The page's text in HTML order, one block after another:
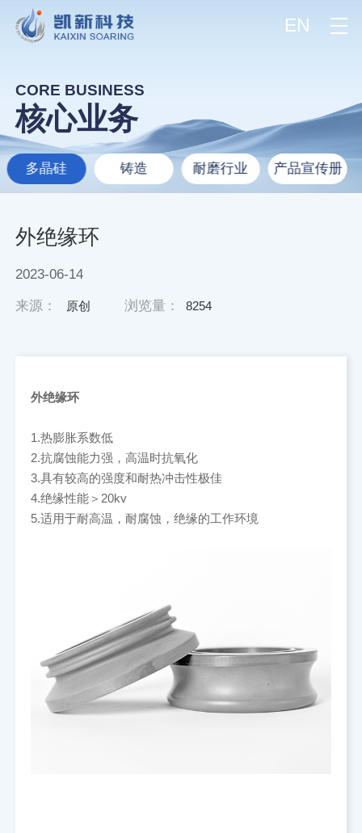
EN
CORE BUSINESS
核心业务
多晶硅 铸造 耐磨行业 产品宣传册
外绝缘环
2023-06-14
来源： 原创 浏览量： 8254
外绝缘环
1.热膨胀系数低
2.抗腐蚀能力强，高温时抗氧化
3.具有较高的强度和耐热冲击性极佳
4.绝缘性能＞20kv
5.适用于耐高温，耐腐蚀，绝缘的工作环境